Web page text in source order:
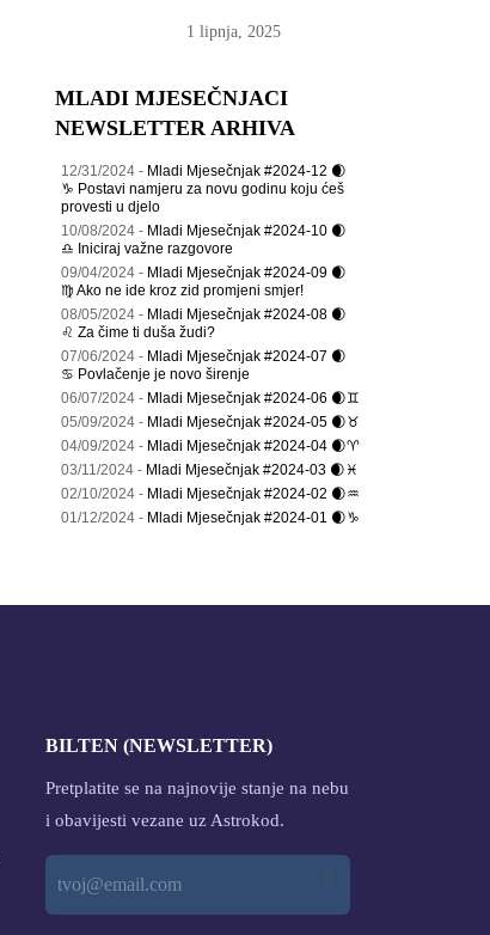
1 lipnja, 2025
MLADI MJESEČNJACI
NEWSLETTER ARHIVA
12/31/2024 - Mladi Mjesečnjak #2024-12 🌒
♑ Postavi namjeru za novu godinu koju ćeš
provesti u djelo
10/08/2024 - Mladi Mjesečnjak #2024-10 🌒
♎ Iniciraj važne razgovore
09/04/2024 - Mladi Mjesečnjak #2024-09 🌒
♍ Ako ne ide kroz zid promjeni smjer!
08/05/2024 - Mladi Mjesečnjak #2024-08 🌒
♌ Za čime ti duša žudi?
07/06/2024 - Mladi Mjesečnjak #2024-07 🌒
♋ Povlačenje je novo širenje
06/07/2024 - Mladi Mjesečnjak #2024-06 🌒♊
05/09/2024 - Mladi Mjesečnjak #2024-05 🌒♉
04/09/2024 - Mladi Mjesečnjak #2024-04 🌒♈
03/11/2024 - Mladi Mjesečnjak #2024-03 🌒♓
02/10/2024 - Mladi Mjesečnjak #2024-02 🌒♒
01/12/2024 - Mladi Mjesečnjak #2024-01 🌒♑
BILTEN (NEWSLETTER)
Pretplatite se na najnovije stanje na nebu
i obavijesti vezane uz Astrokod.